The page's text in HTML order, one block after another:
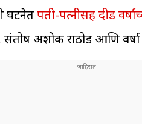
घटनेतपती-पत्नीसह दीड
संतोष अशोक राठोड आणि